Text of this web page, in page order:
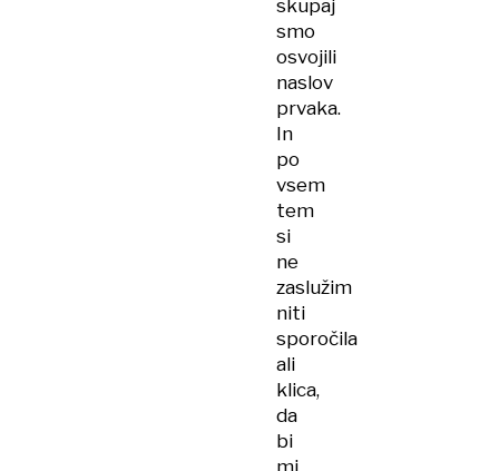
skupaj
smo
osvojili
naslov
prvaka.
In
po
vsem
tem
si
ne
zaslužim
niti
sporočila
ali
klica,
da
bi
mi